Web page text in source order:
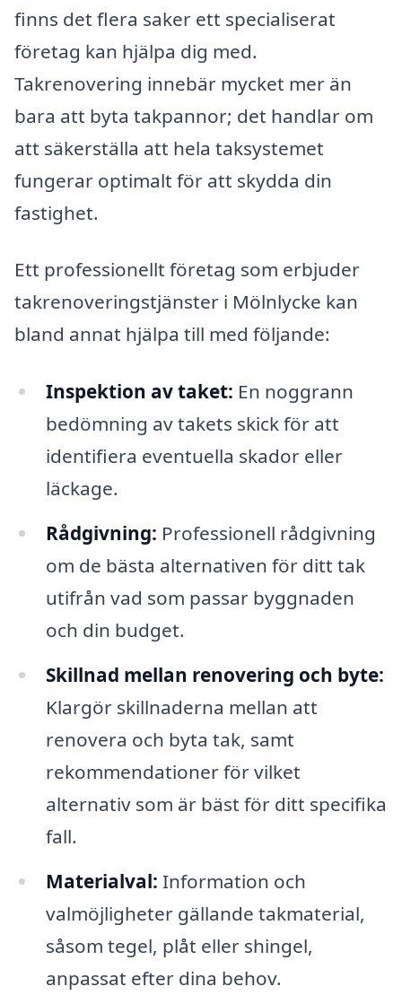
finns det flera saker ett specialiserat
företag kan hjälpa dig med.
Takrenovering innebär mycket mer än
bara att byta takpannor; det handlar om
att säkerställa att hela taksystemet
fungerar optimalt för att skydda din
fastighet.
Ett professionellt företag som erbjuder
takrenoveringstjänster i Mölnlycke kan
bland annat hjälpa till med följande:
Inspektion av taket: En noggrann
bedömning av takets skick för att
identifiera eventuella skador eller
läckage.
Rådgivning: Professionell rådgivning
om de bästa alternativen för ditt tak
utifrån vad som passar byggnaden
och din budget.
Skillnad mellan renovering och byte:
Klargör skillnaderna mellan att
renovera och byta tak, samt
rekommendationer för vilket
alternativ som är bäst för ditt specifika
fall.
Materialval: Information och
valmöjligheter gällande takmaterial,
såsom tegel, plåt eller shingel,
anpassat efter dina behov.